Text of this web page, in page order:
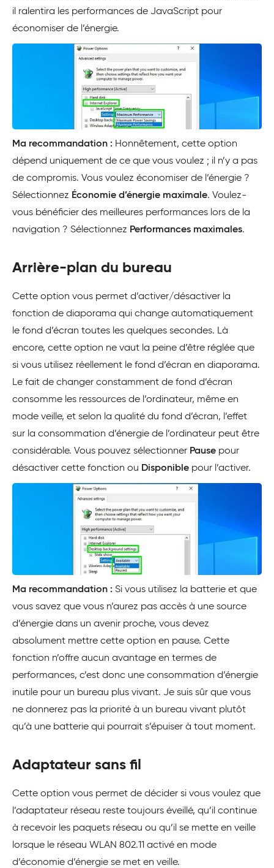
il ralentira les performances de JavaScript pour
économiser de l’énergie.
Ma recommandation : Honnêtement, cette option
dépend uniquement de ce que vous voulez ; il n’y a pas
de compromis. Vous voulez économiser de l’énergie ?
Sélectionnez Économie d’énergie maximale. Voulez-
vous bénéficier des meilleures performances lors de la
navigation ? Sélectionnez Performances maximales.
Arrière-plan du bureau
Cette option vous permet d’activer/désactiver la
fonction de diaporama qui change automatiquement
le fond d’écran toutes les quelques secondes. Là
encore, cette option ne vaut la peine d’être réglée que
si vous utilisez réellement le fond d’écran en diaporama.
Le fait de changer constamment de fond d’écran
consomme les ressources de l’ordinateur, même en
mode veille, et selon la qualité du fond d’écran, l’effet
sur la consommation d’énergie de l’ordinateur peut être
considérable. Vous pouvez sélectionner Pause pour
désactiver cette fonction ou Disponible pour l’activer.
Ma recommandation : Si vous utilisez la batterie et que
vous savez que vous n’aurez pas accès à une source
d’énergie dans un avenir proche, vous devez
absolument mettre cette option en pause. Cette
fonction n’offre aucun avantage en termes de
performances, c’est donc une consommation d’énergie
inutile pour un bureau plus vivant. Je suis sûr que vous
ne donnerez pas la priorité à un bureau vivant plutôt
qu’à une batterie qui pourrait s’épuiser à tout moment.
Adaptateur sans fil
Cette option vous permet de décider si vous voulez que
l’adaptateur réseau reste toujours éveillé, qu’il continue
à recevoir les paquets réseau ou qu’il se mette en veille
lorsque le réseau WLAN 802.11 activé en mode
d’économie d’énergie se met en veille.